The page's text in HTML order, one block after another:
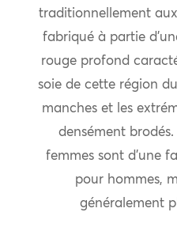
traditionnellement
fabriqué à partie
rouge profond
soie de cette région
manches et les
densément
femmes sont d’une
pour hommes,
généralement